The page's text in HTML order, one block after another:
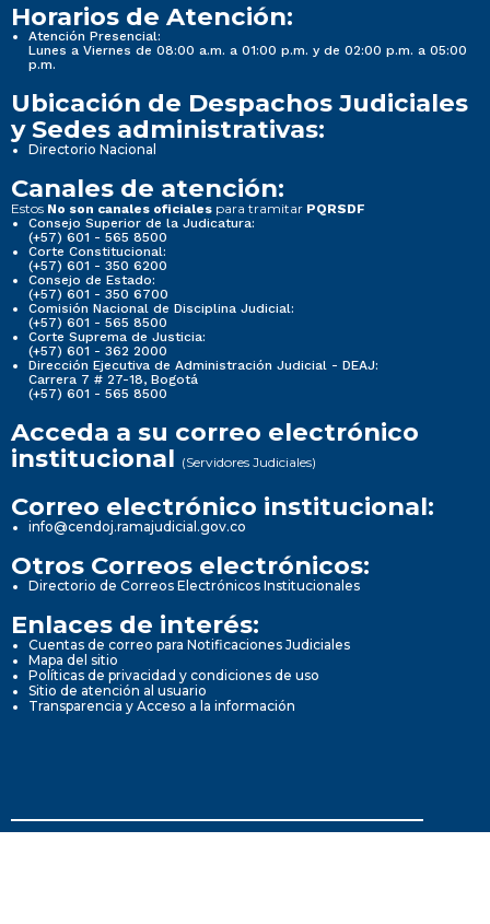
Horarios de Atención:
Atención Presencial:
Lunes a Viernes de 08:00 a.m. a 01:00 p.m. y de 02:00 p.m. a 05:00
p.m.
Ubicación de Despachos Judiciales
y Sedes administrativas:
Directorio Nacional
Canales de atención:
Estos No son canales oficiales para tramitar PQRSDF
Consejo Superior de la Judicatura:
(+57) 601 - 565 8500
Corte Constitucional:
(+57) 601 - 350 6200
Consejo de Estado:
(+57) 601 - 350 6700
Comisión Nacional de Disciplina Judicial:
(+57) 601 - 565 8500
Corte Suprema de Justicia:
(+57) 601 - 362 2000
Dirección Ejecutiva de Administración Judicial - DEAJ:
Carrera 7 # 27-18, Bogotá
(+57) 601 - 565 8500
Acceda a su correo electrónico
institucional (Servidores Judiciales)
Correo electrónico institucional:
info@cendoj.ramajudicial.gov.co
Otros Correos electrónicos:
Directorio de Correos Electrónicos Institucionales
Enlaces de interés:
Cuentas de correo para Notificaciones Judiciales
Mapa del sitio
Políticas de privacidad y condiciones de uso
Sitio de atención al usuario
Transparencia y Acceso a la información